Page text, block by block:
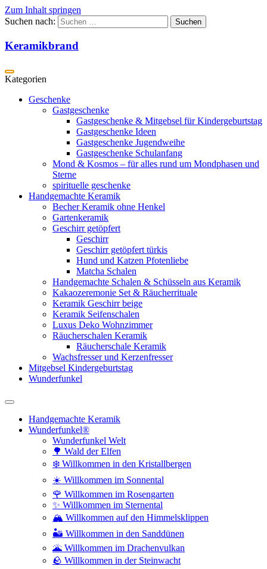
Zum Inhalt springen
Suchen nach:
Keramikbrand
Geschenke
Gastgeschenke
Gastgeschenke & Mitgebsel für Kindergeburtstag
Gastgeschenke Ideen
Gastgeschenke Jugendweihe
Gastgeschenke Schulanfang
Mond & Kosmos – für alles rund um Mondphasen und
Sterne
spirituelle geschenke
Handgemachte Keramik
Becher Keramik ohne Henkel
Gartenkeramik
Geschirr getöpfert
Geschirr
Geschirr getöpfert türkis
Hund und Katzen Pfotenliebe
Matcha Schalen
Handgemachte Schalen & Schüsseln aus Keramik
Kakaozeremonie Set & Räucherrituale
Keramik Geschirr beige
Keramik Seifenschalen
Luxus Deko Wohnzimmer
Räucherschalen Keramik
Räucherschale Keramik
Wachsfresser und Kerzenfresser
Mitgebsel Kindergeburtstag
Wunderfunkel
Handgemachte Keramik
Wunderfunkel®
Wunderfunkel Welt
🌳 Wald der Elfen
❄️ Willkommen in den Kristallbergen
☀️ Willkommen im Sonnental
🌹 Willkommen im Rosengarten
✨ Willkommen im Sternental
🏔️ Willkommen auf den Himmelsklippen
🏜️ Willkommen in den Sanddünen
🌋 Willkommen im Drachenvulkan
🪨 Willkommen in der Steinwacht